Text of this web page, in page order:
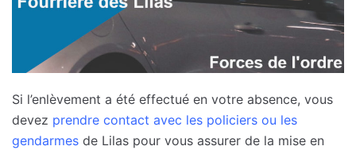
Si l’enlèvement a été effectué en votre absence, vous
devez prendre contact avec les policiers ou les
gendarmes de Lilas pour vous assurer de la mise en